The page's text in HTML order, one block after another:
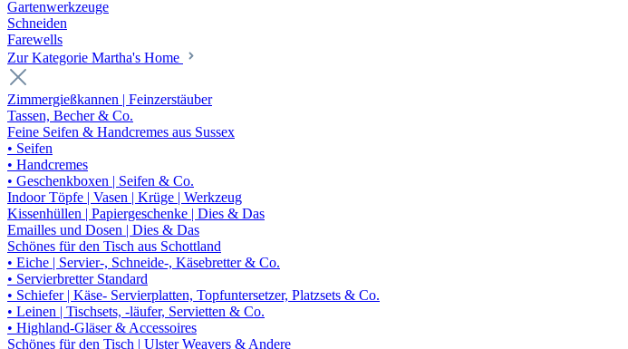
Gartenwerkzeuge
Schneiden
Farewells
Zur Kategorie Martha's Home
Zimmergießkannen | Feinzerstäuber
Tassen, Becher & Co.
Feine Seifen & Handcremes aus Sussex
• Seifen
• Handcremes
• Geschenkboxen | Seifen & Co.
Indoor Töpfe | Vasen | Krüge | Werkzeug
Kissenhüllen | Papiergeschenke | Dies & Das
Emailles und Dosen | Dies & Das
Schönes für den Tisch aus Schottland
• Eiche | Servier-, Schneide-, Käsebretter & Co.
• Servierbretter Standard
• Schiefer | Käse- Servierplatten, Topfuntersetzer, Platzsets & Co.
• Leinen | Tischsets, -läufer, Servietten & Co.
• Highland-Gläser & Accessoires
Schönes für den Tisch | Ulster Weavers & Andere